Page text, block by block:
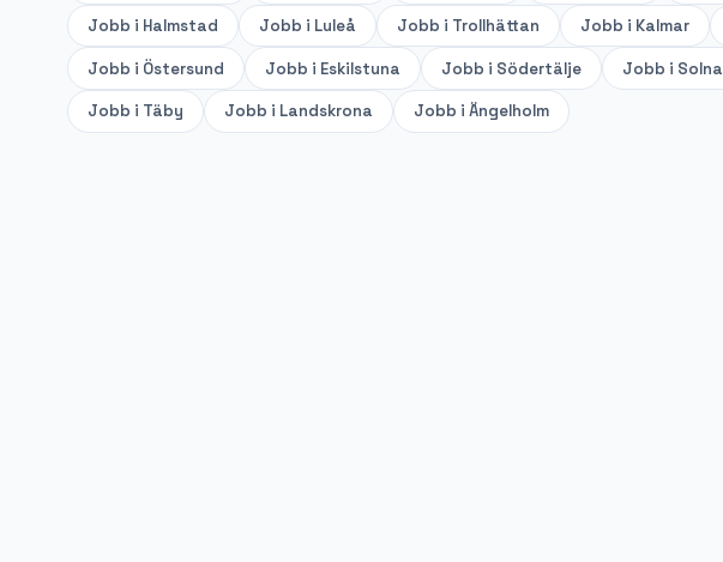
Jobb i Halmstad Jobb i Luleå Jobb i Trollhättan Jobb i Kalmar
Jobb i Östersund Jobb i Eskilstuna Jobb i Södertälje Jobb i Solna
Jobb i Täby Jobb i Landskrona Jobb i Ängelholm